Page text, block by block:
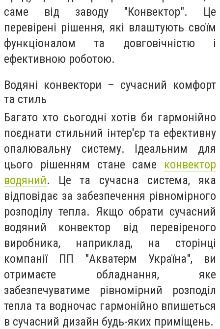
саме від заводу "Конвектор". Це
перевірені рішення, які влаштують своїм
функціоналом та довговічністю і
ефективною роботою.
Водяні конвектори – сучасний комфорт
та стиль
Багато хто сьогодні хотів би гармонійно
поєднати стильний інтер'єр та ефективну
опалювальну систему. Ідеальним для
цього рішенням стане саме конвектор
водяний. Це та сучасна система, яка
відповідає за забезпечення рівномірного
розподілу тепла. Якщо обрати сучасний
водяний конвектор від перевіреного
виробника, наприклад, на сторінці
компанії ПП "Акватерм Україна", ви
отримаєте обладнання, яке
забезпечуватиме рівномірний розподіл
тепла та водночас гармонійно впишеться
в сучасний дизайн будь-яких приміщень.